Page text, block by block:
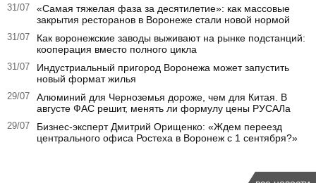
31/07
«Самая тяжелая фаза за десятилетие»: как массовые
закрытия ресторанов в Воронеже стали новой нормой
31/07
Как воронежские заводы выживают на рынке подстанций:
кооперация вместо полного цикла
31/07
Индустриальный пригород Воронежа может запустить
новый формат жилья
29/07
Алюминий для Черноземья дороже, чем для Китая. В
августе ФАС решит, менять ли формулу цены РУСАЛа
29/07
Бизнес-эксперт Дмитрий Орищенко: «Ждем переезд
центрального офиса Ростеха в Воронеж с 1 сентября?»